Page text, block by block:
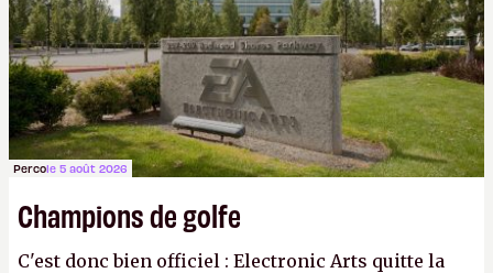
Gabe Newell aussi facilement.P.
Percole 5 août 2026
Champions de golfe
C'est donc bien officiel : Electronic Arts quitte la